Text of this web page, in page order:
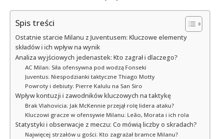
Spis treści
Ostatnie starcie Milanu z Juventusem: Kluczowe elementy
składów i ich wpływ na wynik
Analiza wyjściowych jedenastek: Kto zagrał i dlaczego?
AC Milan: Siła ofensywna pod wodzą Fonseki
Juventus: Niespodzianki taktyczne Thiago Motty
Powroty i debiuty: Pierre Kalulu na San Siro
Wpływ kontuzji i zawodników kluczowych na taktykę
Brak Vlahovicia: Jak McKennie przejął rolę lidera ataku?
Kluczowi gracze w ofensywie Milanu: Leão, Morata i ich rola
Statystyki i obserwacje z meczu: Co mówią liczby o skradach?
Najwięcej strzałów u gości: Kto zagrażał bramce Milanu?